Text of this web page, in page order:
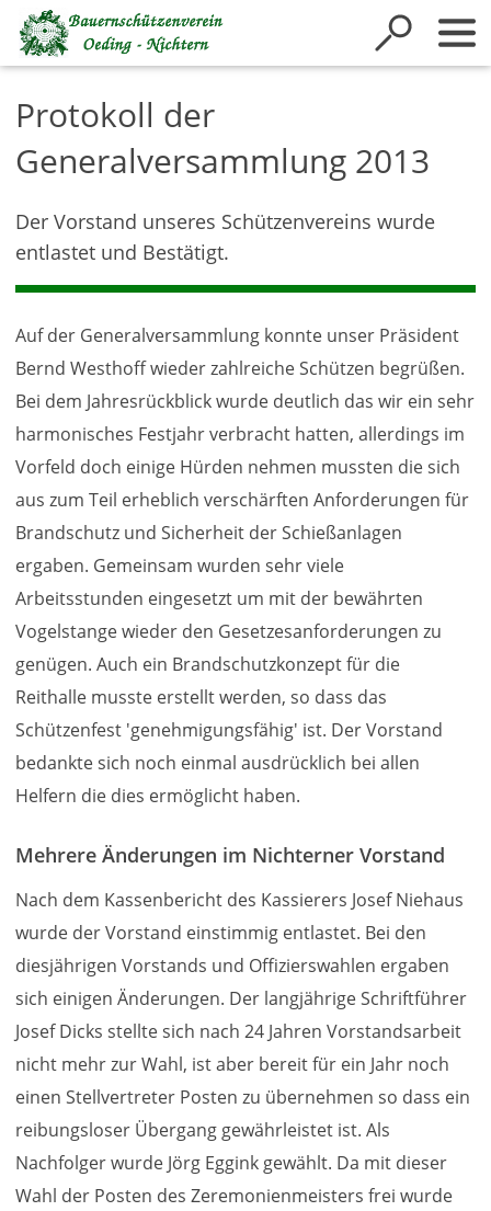
Inhalt anspringen
Protokoll der
Generalversammlung 2013
Der Vorstand unseres Schützenvereins wurde
entlastet und Bestätigt.
Auf der Generalversammlung konnte unser Präsident
Bernd Westhoff wieder zahlreiche Schützen begrüßen.
Bei dem Jahresrückblick wurde deutlich das wir ein sehr
harmonisches Festjahr verbracht hatten, allerdings im
Vorfeld doch einige Hürden nehmen mussten die sich
aus zum Teil erheblich verschärften Anforderungen für
Brandschutz und Sicherheit der Schießanlagen
ergaben. Gemeinsam wurden sehr viele
Arbeitsstunden eingesetzt um mit der bewährten
Vogelstange wieder den Gesetzesanforderungen zu
genügen. Auch ein Brandschutzkonzept für die
Reithalle musste erstellt werden, so dass das
Schützenfest 'genehmigungsfähig' ist. Der Vorstand
bedankte sich noch einmal ausdrücklich bei allen
Helfern die dies ermöglicht haben.
Mehrere Änderungen im Nichterner Vorstand
Nach dem Kassenbericht des Kassierers Josef Niehaus
wurde der Vorstand einstimmig entlastet. Bei den
diesjährigen Vorstands und Offizierswahlen ergaben
sich einigen Änderungen. Der langjährige Schriftführer
Josef Dicks stellte sich nach 24 Jahren Vorstandsarbeit
nicht mehr zur Wahl, ist aber bereit für ein Jahr noch
einen Stellvertreter Posten zu übernehmen so dass ein
reibungsloser Übergang gewährleistet ist. Als
Nachfolger wurde Jörg Eggink gewählt. Da mit dieser
Wahl der Posten des Zeremonienmeisters frei wurde